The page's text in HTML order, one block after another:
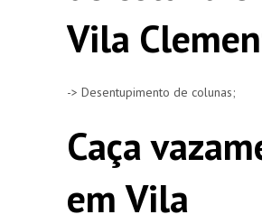
Vila
-> Desentupimento de colunas;
Caça
em Vila